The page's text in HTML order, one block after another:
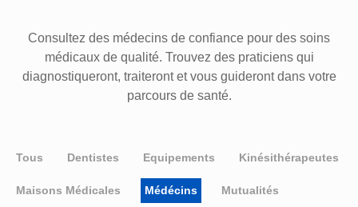
Consultez des médecins de confiance pour des soins
médicaux de qualité. Trouvez des praticiens qui
diagnostiqueront, traiteront et vous guideront dans votre
parcours de santé.
Tous Dentistes Equipements Kinésithérapeutes
Maisons Médicales Médécins Mutualités